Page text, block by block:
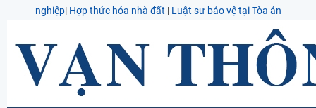
nghiệp| Hợp thức hóa nhà đất | Luật sư bảo vệ tại Tòa án